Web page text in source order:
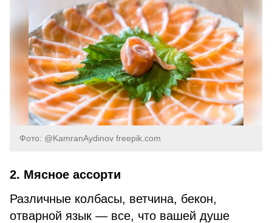
Фото: @KamranAydinov freepik.com
2. Мясное ассорти
Различные колбасы, ветчина, бекон,
отварной язык — все, что вашей душе